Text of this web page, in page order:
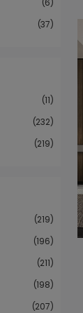
37
11
232
219
219
196
211
198
207